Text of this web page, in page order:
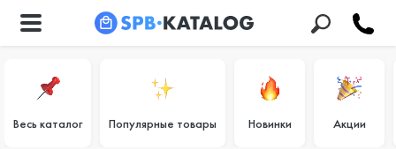
Весь каталог Популярные товары Новинки Акции